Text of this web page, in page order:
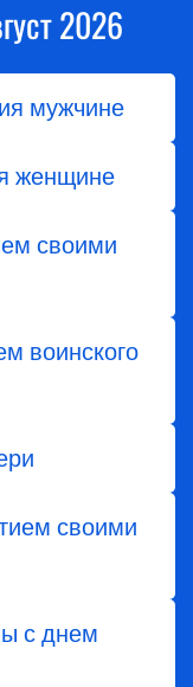
2026
мужчине
женщине
своими
воинского
своими
с днем